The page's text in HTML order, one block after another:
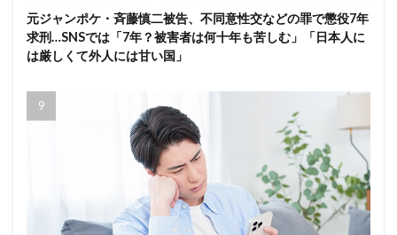
元ジャンポケ・斉藤慎二被告、不同意性交などの罪で懲役7年
求刑…SNSでは「7年？被害者は何十年も苦しむ」「日本人に
は厳しくて外人には甘い国」